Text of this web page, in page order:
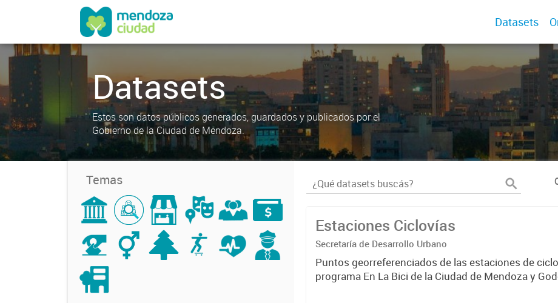
Datasets
Datasets
Estos son datos públicos generados, guardados y publicados por el
Gobierno de la Ciudad de Mendoza.
Temas
Estaciones Ciclovías
Secretaría de Desarrollo Urbano
Puntos georreferenciados de las estaciones de
programa En La Bici de la Ciudad de Mendoza y